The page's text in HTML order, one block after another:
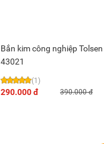
Bắn kim công nghiệp Tolsen
43021
(1)
290.000 đ 390.000 đ